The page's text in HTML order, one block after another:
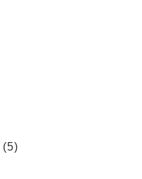
(5)